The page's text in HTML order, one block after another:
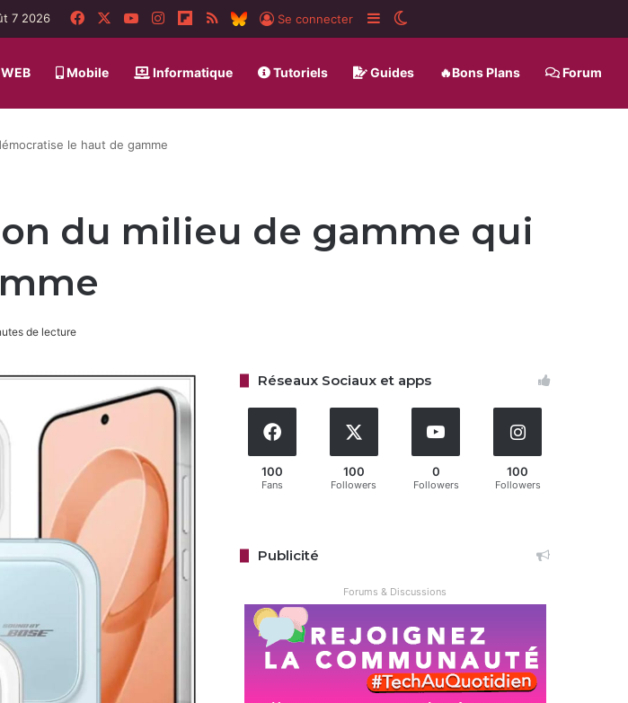
7 2026 FacebookYouTubeInstagramFlipboard
RSS BlueSky
Se connecter Sidebar (barre latérale)
Mobile Informatique Tutoriels Guides 🔥Bons Plans Forum
le haut de gamme
du milieu de gamme qui
de lecture
Réseaux Sociaux et apps
100
Fans
100
Followers
0
Followers
100
Followers
Publicité
Forums & Discussions